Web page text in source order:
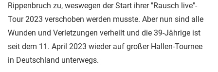
Rippenbruch zu, weswegen der Start ihrer "Rausch live"-
Tour 2023 verschoben werden musste. Aber nun sind alle
Wunden und Verletzungen verheilt und die 39-Jährige ist
seit dem 11. April 2023 wieder auf großer Hallen-Tournee
in Deutschland unterwegs.